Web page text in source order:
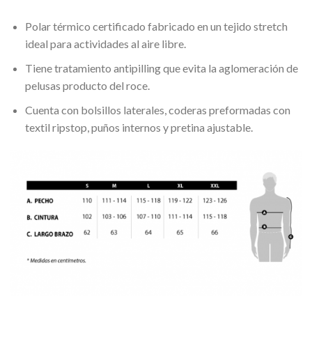
Polar térmico certificado fabricado en un tejido stretch
ideal para actividades al aire libre.
Tiene tratamiento antipilling que evita la aglomeración de
pelusas producto del roce.
Cuenta con bolsillos laterales, coderas preformadas con
textil ripstop, puños internos y pretina ajustable.